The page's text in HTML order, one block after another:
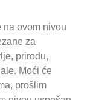
na ovom nivou
za
prirodu,
Moći će
prošlim